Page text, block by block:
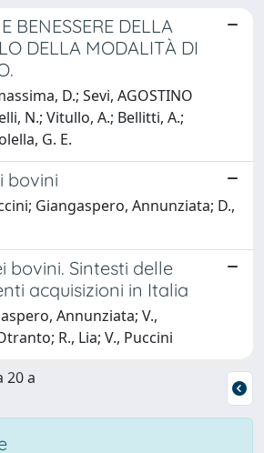
BENESSERE DELLA
DELLA MODALITÀ DI
D.; Sevi, AGOSTINO
N.; Vitullo, A.; Bellitti, A.;
G. E.
bovini
Giangaspero, Annunziata; D.,
bovini. Sintesti delle
acquisizioni in Italia
Annunziata; V.,
R., Lia; V., Puccini
20 a